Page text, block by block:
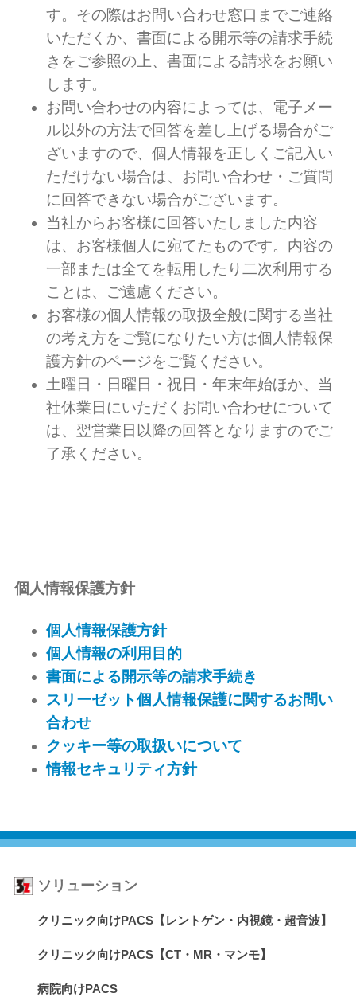
す。その際はお問い合わせ窓口までご連絡
いただくか、書面による開示等の請求手続
きをご参照の上、書面による請求をお願い
します。
お問い合わせの内容によっては、電子メー
ル以外の方法で回答を差し上げる場合がご
ざいますので、個人情報を正しくご記入い
ただけない場合は、お問い合わせ・ご質問
に回答できない場合がございます。
当社からお客様に回答いたしました内容
は、お客様個人に宛てたものです。内容の
一部または全てを転用したり二次利用する
ことは、ご遠慮ください。
お客様の個人情報の取扱全般に関する当社
の考え方をご覧になりたい方は個人情報保
護方針のページをご覧ください。
土曜日・日曜日・祝日・年末年始ほか、当
社休業日にいただくお問い合わせについて
は、翌営業日以降の回答となりますのでご
了承ください。
個人情報保護方針
個人情報保護方針
個人情報の利用目的
書面による開示等の請求手続き
スリーゼット個人情報保護に関するお問い
合わせ
クッキー等の取扱いについて
情報セキュリティ方針
ソリューション
クリニック向けPACS【レントゲン・内視鏡・超音波】
クリニック向けPACS【CT・MR・マンモ】
病院向けPACS